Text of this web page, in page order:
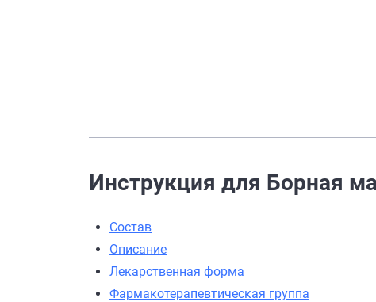
Инструкция для Борная
Состав
Описание
Лекарственная форма
Фармакотерапевтическая группа